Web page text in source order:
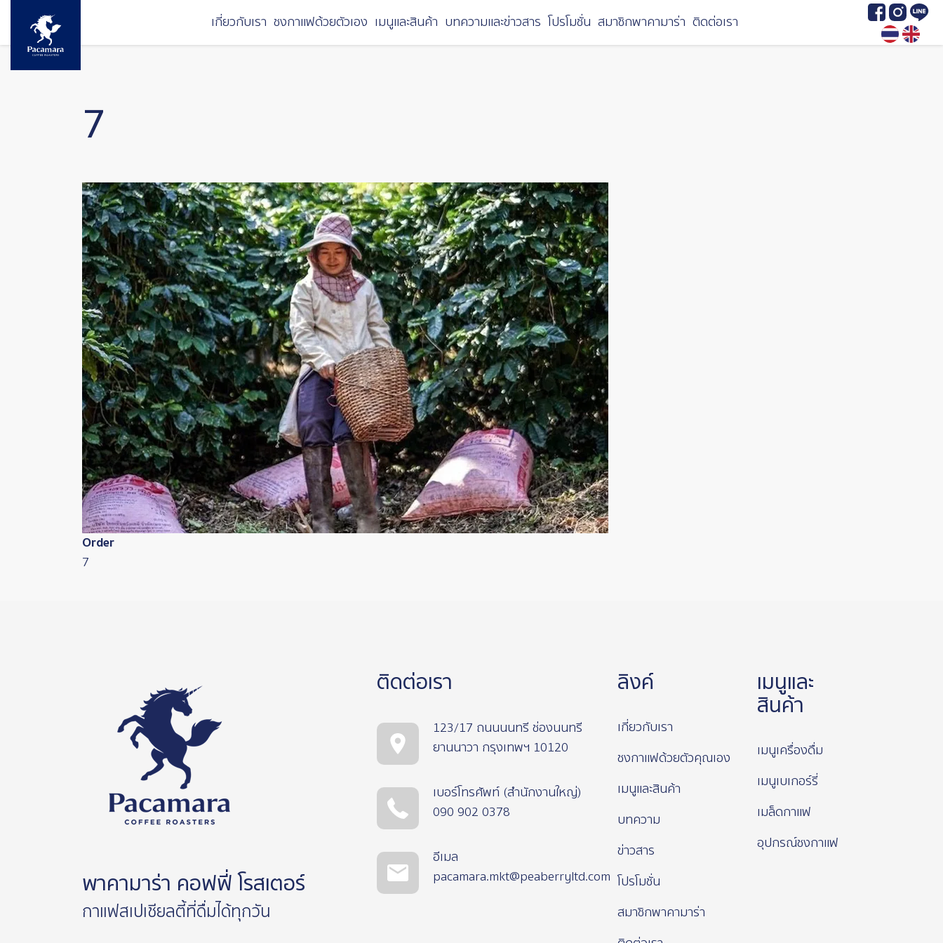
ข้ามไปยังเนื้อหาหลัก
เกี่ยวกับเรา ชงกาแฟด้วยตัวเอง เมนูและสินค้า บทความและข่าวสาร โปรโมชั่น สมาชิกพาคามาร่า ติดต่อเรา
ImageImageImage
7
Image
Order
7
พาคามาร่า คอฟฟี่ โรสเตอร์
กาแฟสเปเชียลตี้ที่ดื่มได้ทุกวัน
ติดต่อเรา
123/17 ถนนนนทรี ช่องนนทรี
ยานนาวา กรุงเทพฯ 10120
เบอร์โทรศัพท์ (สำนักงานใหญ่)
090 902 0378
อีเมล
pacamara.mkt@peaberryltd.com
ลิงค์
เกี่ยวกับเรา
ชงกาแฟด้วยตัวคุณเอง
เมนูและสินค้า
บทความ
ข่าวสาร
โปรโมชั่น
สมาชิกพาคามาร่า
เมนูและ
สินค้า
เมนูเครื่องดื่ม
เมนูเบเกอร์รี่
เมล็ดกาแฟ
อุปกรณ์ชงกาแฟ